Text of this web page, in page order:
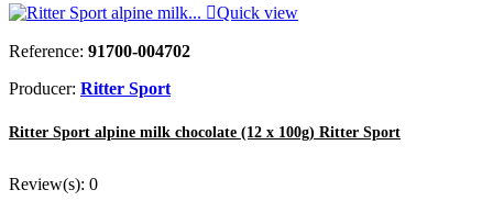
Quick view
Reference: 91700-004702
Producer: Ritter Sport
Ritter Sport alpine milk chocolate (12 x 100g) Ritter Sport
Review(s): 0